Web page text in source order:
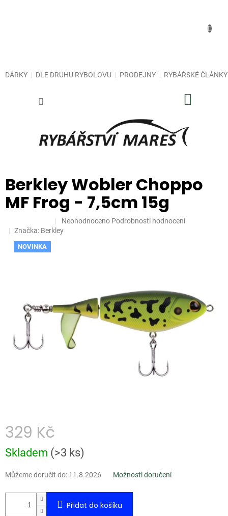
DÁRKY DLE DRUHU RYBOLOVU PRODEJNY RYBÁŘSKÉ ČLÁNKY
Berkley Wobler Choppo
MF Frog - 7,5cm 15g
NOVINKA
Průměrné
hodnocení
Neohodnoceno Podrobnosti hodnocení
Značka: Berkley
329 Kč
Měrná
cena:
Skladem (>3 ks)
Můžeme doručit do: 11.8.2026 Možnosti doručení
Přidat do košíku